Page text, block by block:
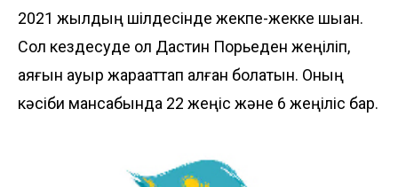
2021 жылдың шілдесінде жекпе-жекке шыққан.
Сол кездесуде ол Дастин Порьеден жеңіліп,
аяғын ауыр жарақаттап алған болатын. Оның
кәсіби мансабында 22 жеңіс және 6 жеңіліс бар.